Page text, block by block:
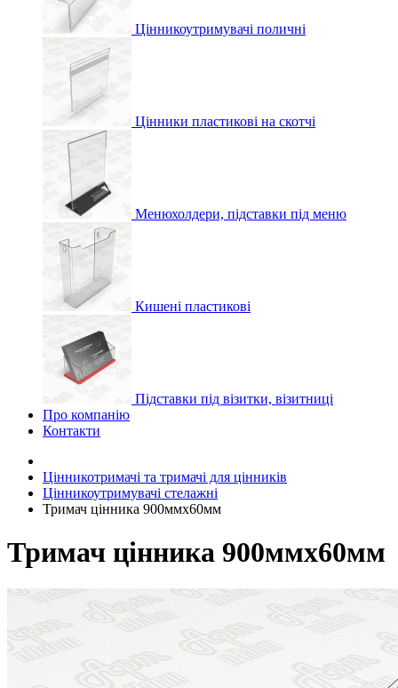
Цінникоутримувачі поличні
Цінники пластикові на скотчі
Менюхолдери, підставки під меню
Кишені пластикові
Підставки під візитки, візитниці
Про компанію
Контакти
Цінникотримачі та тримачі для цінників
Цінникоутримувачі стелажні
Тримач цінника 900ммх60мм
Тримач цінника 900ммх60мм